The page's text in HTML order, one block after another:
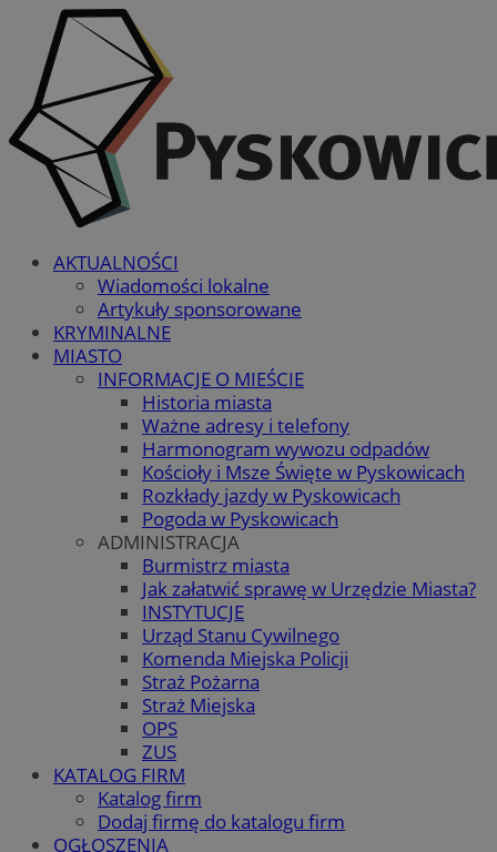
AKTUALNOŚCI
Wiadomości lokalne
Artykuły sponsorowane
KRYMINALNE
MIASTO
INFORMACJE O MIEŚCIE
Historia miasta
Ważne adresy i telefony
Harmonogram wywozu odpadów
Kościoły i Msze Święte w Pyskowicach
Rozkłady jazdy w Pyskowicach
Pogoda w Pyskowicach
ADMINISTRACJA
Burmistrz miasta
Jak załatwić sprawę w Urzędzie Miasta?
INSTYTUCJE
Urząd Stanu Cywilnego
Komenda Miejska Policji
Straż Pożarna
Straż Miejska
OPS
ZUS
KATALOG FIRM
Katalog firm
Dodaj firmę do katalogu firm
OGŁOSZENIA